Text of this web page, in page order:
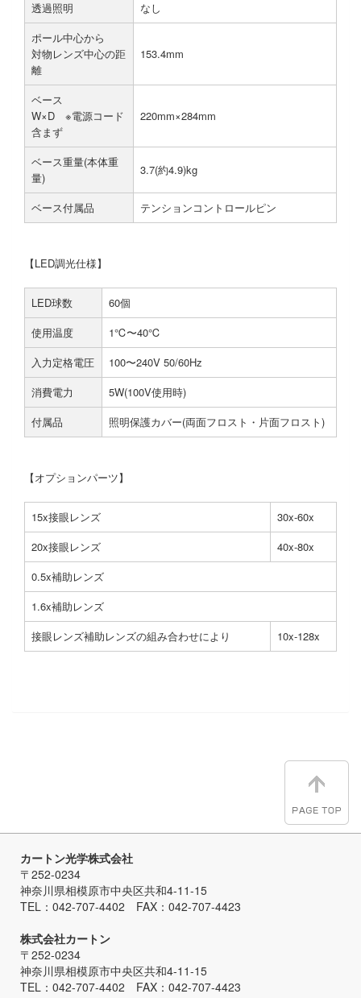
透過照明
なし
ポール中心から
対物レンズ中心の距
離
153.4mm
ベース
W×D ※電源コード
含まず
220mm×284mm
ベース重量(本体重
量)
3.7(約4.9)kg
ベース付属品 テンションコントロールピン
【LED調光仕様】
LED球数
60個
使用温度
1℃〜40℃
入力定格電圧
100〜240V 50/60Hz
消費電力
5W(100V使用時)
付属品
照明保護カバー(両面フロスト・片面フロスト)
【オプションパーツ】
15x接眼レンズ
30x-60x
20x接眼レンズ
40x-80x
0.5x補助レンズ
1.6x補助レンズ
接眼レンズ補助レンズの組み合わせにより
10x-128x
カートン光学株式会社
〒252-0234
神奈川県相模原市中央区共和4-11-15
TEL：042-707-4402 FAX：042-707-4423
株式会社カートン
〒252-0234
神奈川県相模原市中央区共和4-11-15
TEL：042-707-4402 FAX：042-707-4423